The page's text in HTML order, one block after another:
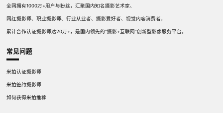
全网拥有1000万+用户与粉丝，汇聚国内知名摄影艺术家、
网红摄影师、职业摄影师、行业从业者、摄影爱好者、视觉内容消费者，
累计合作认证摄影师达20万+，是国内领先的“摄影+互联网”创新型影像服务平台。
常见问题
米拍认证摄影师
米拍签约摄影师
如何获得米拍推荐